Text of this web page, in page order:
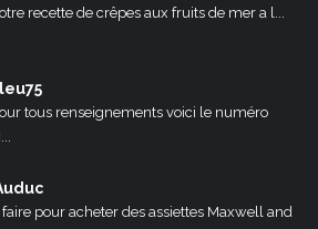
recette de crêpes aux fruits de mer a l...
tous renseignements voici le numéro
pour acheter des assiettes Maxwell and